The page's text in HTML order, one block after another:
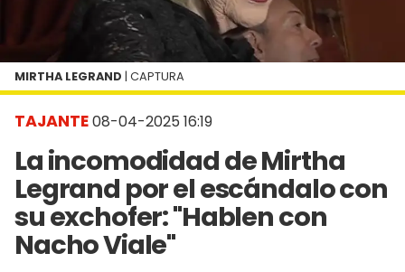
TAJANTE08-04-2025 16:19
La incomodidad de Mirtha
Legrand por el escándalo con
su exchofer: "Hablen con
Nacho Viale"
MIRTHA LEGRAND | CAPTURA